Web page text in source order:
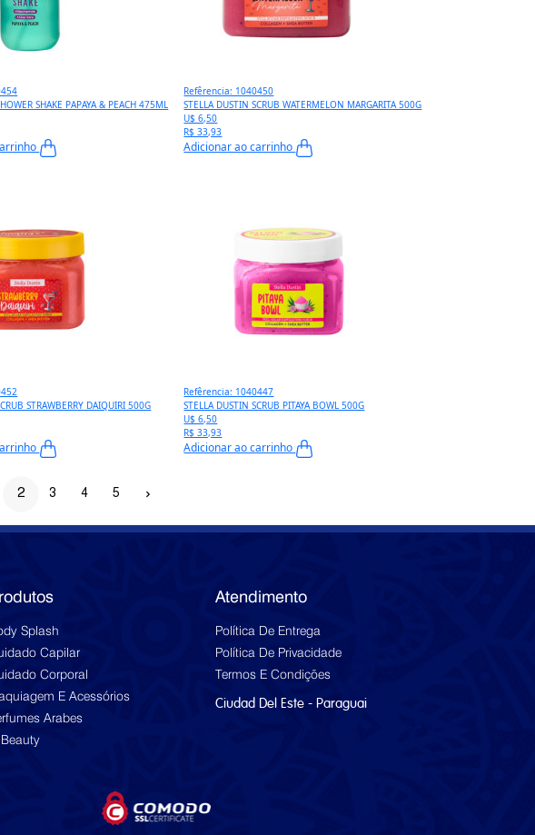
SHAKE PAPAYA & PEACH 475ML
Refêrencia: 1040450
STELLA DUSTIN SCRUB WATERMELON MARGARITA 500G
U$ 6,50
R$ 33,93
Adicionar ao carrinho
STRAWBERRY DAIQUIRI 500G
Refêrencia: 1040447
STELLA DUSTIN SCRUB PITAYA BOWL 500G
U$ 6,50
R$ 33,93
Adicionar ao carrinho
2 3 4 5
Splash
Capilar
Corporal
E Acessórios
Arabes
Atendimento
Política De Entrega
Política De Privacidade
Termos E Condições
Ciudad Del Este - Paraguai